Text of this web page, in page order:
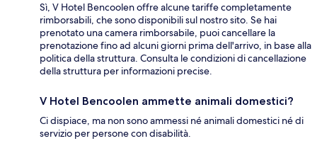
Sì, V Hotel Bencoolen offre alcune tariffe completamente
rimborsabili, che sono disponibili sul nostro sito. Se hai
prenotato una camera rimborsabile, puoi cancellare la
prenotazione fino ad alcuni giorni prima dell'arrivo, in base alla
politica della struttura. Consulta le condizioni di cancellazione
della struttura per informazioni precise.
V Hotel Bencoolen ammette animali domestici?
Ci dispiace, ma non sono ammessi né animali domestici né di
servizio per persone con disabilità.